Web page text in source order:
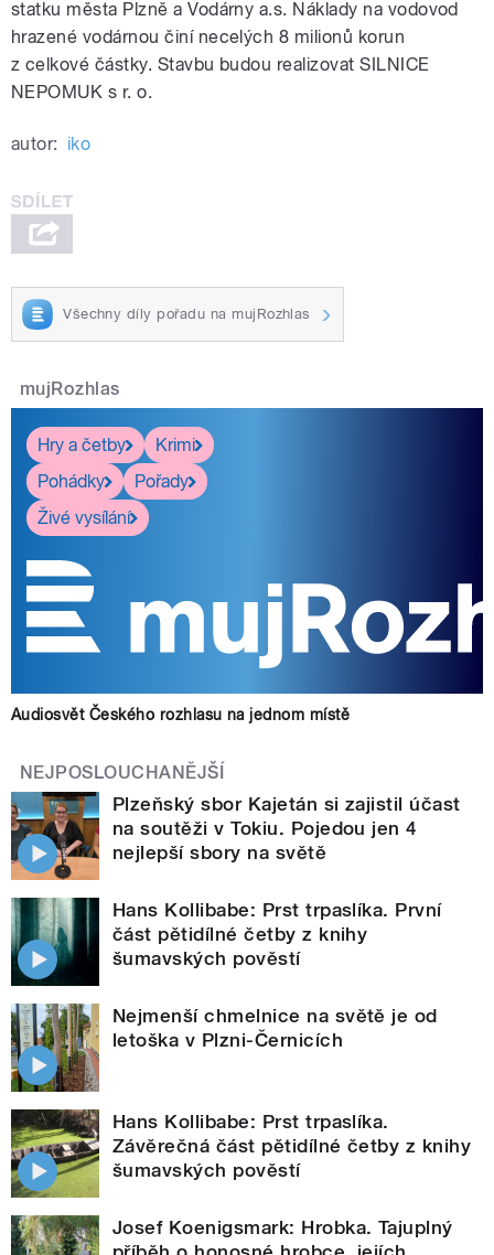
statku města Plzně a Vodárny a.s. Náklady na vodovod
hrazené vodárnou činí necelých 8 milionů korun
z celkové částky. Stavbu budou realizovat SILNICE
NEPOMUK s r. o.
autor: iko
Všechny díly pořadu na mujRozhlas
mujRozhlas
Hry a četby
Krimi
Pohádky
Pořady
Živé vysílání
Audiosvět Českého rozhlasu na jednom místě
NEJPOSLOUCHANĚJŠÍ
Plzeňský sbor Kajetán si zajistil účast
na soutěži v Tokiu. Pojedou jen 4
nejlepší sbory na světě
Hans Kollibabe: Prst trpaslíka. První
část pětidílné četby z knihy
šumavských pověstí
Nejmenší chmelnice na světě je od
letoška v Plzni-Černicích
Hans Kollibabe: Prst trpaslíka.
Závěrečná část pětidílné četby z knihy
šumavských pověstí
Josef Koenigsmark: Hrobka. Tajuplný